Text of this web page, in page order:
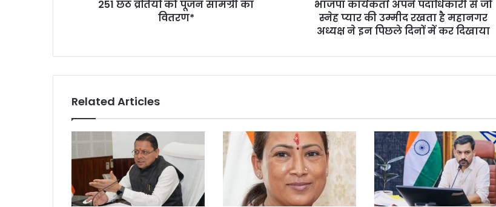
251 छठ व्रतियों को पूजन सामग्री का
वितरण*
उम्मीद
अध्यक्ष
में
कर
दिखाया
भाजपा कार्यकर्ता अपने पदाधिकारी से जो
स्नेह प्यार की उम्मीद रखता है महानगर
अध्यक्ष ने इन पिछले दिनों में कर दिखाया
Related Articles